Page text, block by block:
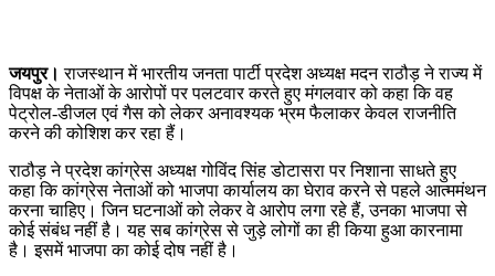
जयपुर। राजस्थान में भारतीय जनता पार्टी प्रदेश अध्यक्ष मदन राठौड़ ने राज्य में
विपक्ष के नेताओं के आरोपों पर पलटवार करते हुए मंगलवार को कहा कि वह
पेट्रोल-डीजल एवं गैस को लेकर अनावश्यक भ्रम फैलाकर केवल राजनीति
करने की कोशिश कर रहा हैं।
राठौड़ ने प्रदेश कांग्रेस अध्यक्ष गोविंद सिंह डोटासरा पर निशाना साधते हुए
कहा कि कांग्रेस नेताओं को भाजपा कार्यालय का घेराव करने से पहले आत्ममंथन
करना चाहिए। जिन घटनाओं को लेकर वे आरोप लगा रहे हैं, उनका भाजपा से
कोई संबंध नहीं है। यह सब कांग्रेस से जुड़े लोगों का ही किया हुआ कारनामा
है। इसमें भाजपा का कोई दोष नहीं है।